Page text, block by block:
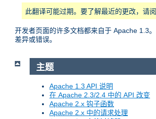
此翻译可能过期。要了解最近的更改，请阅
开发者页面的许多文档都来自于 Apache 1.3
差异或错误。
主题
Apache 1.3 API 说明
在 Apache 2.3/2.4 中的 API 改变
Apache 2.x 钩子函数
Apache 2.x 中的请求处理